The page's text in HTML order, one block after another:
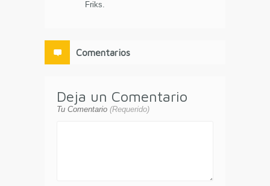
Friks.
Comentarios
Deja un Comentario
Tu Comentario (Requerido)